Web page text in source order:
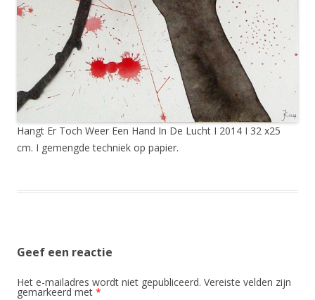
Hangt Er Toch Weer Een Hand In De Lucht I 2014 I 32 x25
cm. I gemengde techniek op papier.
Geef een reactie
Het e-mailadres wordt niet gepubliceerd. Vereiste velden zijn
gemarkeerd met *